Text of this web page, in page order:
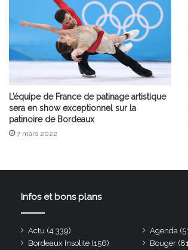
L’équipe de France de patinage artistique
sera en show exceptionnel sur la
patinoire de Bordeaux
7 mars 2022
Infos et bons plans
Actu (4 339) Agenda
Bordeaux Insolite (156) Bouger